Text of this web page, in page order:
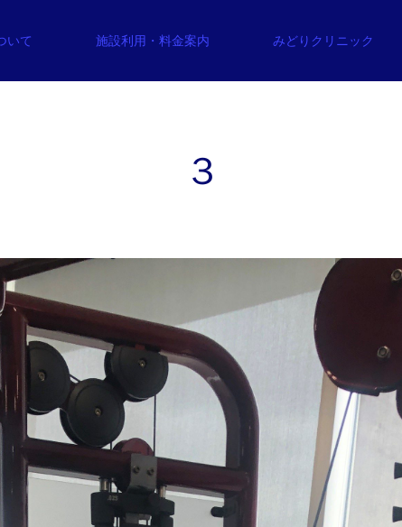
いて 施設利用・料金案内 みどりクリニック
３